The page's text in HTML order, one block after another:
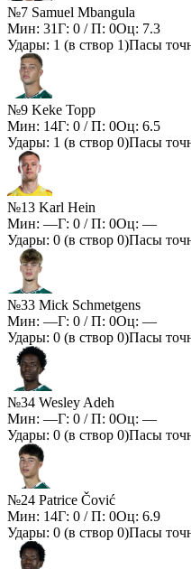
№7 Samuel Mbangula
Мин: 31Г: 0 / П: 0Оц: 7.3
Удары: 1 (в створ 1)Пасы
№9 Keke Topp
Мин: 14Г: 0 / П: 0Оц: 6.5
Удары: 1 (в створ 0)Пасы
№13 Karl Hein
Мин: —Г: 0 / П: 0Оц: —
Удары: 0 (в створ 0)Пасы
№33 Mick Schmetgens
Мин: —Г: 0 / П: 0Оц: —
Удары: 0 (в створ 0)Пасы
№34 Wesley Adeh
Мин: —Г: 0 / П: 0Оц: —
Удары: 0 (в створ 0)Пасы
№24 Patrice Čović
Мин: 14Г: 0 / П: 0Оц: 6.9
Удары: 0 (в створ 0)Пасы